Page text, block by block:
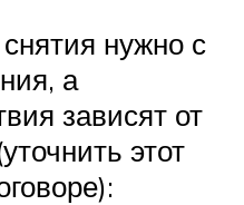
нужно с
а
зависят от
этот